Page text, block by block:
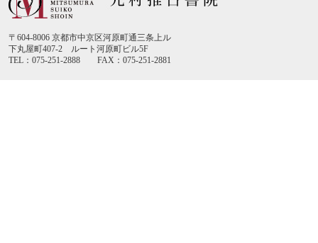
〒604-8006 京都市中京区河原町通三条上ル
下丸屋町407-2 ルート河原町ビル5F
TEL：075-251-2888 FAX：075-251-2881